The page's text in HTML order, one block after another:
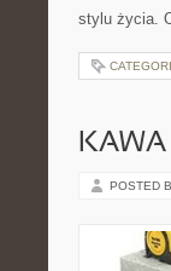
stylu życia.
POSTED